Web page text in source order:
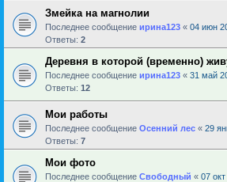
Змейка на магнолии
Последнее сообщение ирина123 « 04 июн
Ответы: 2
Деревня в которой (временно)
Последнее сообщение ирина123 « 31 май
Ответы: 12
Мои работы
Последнее сообщение Осенний лес « 29
Ответы: 7
Мои фото
Последнее сообщение Свободный « 07